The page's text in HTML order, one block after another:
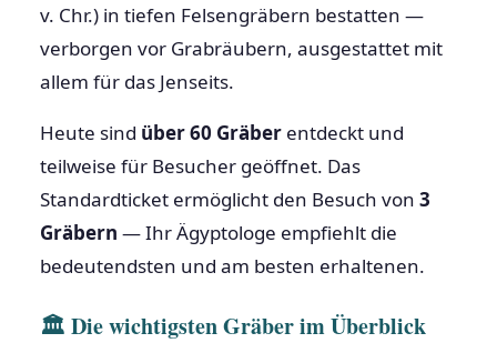
v. Chr.) in tiefen Felsengräbern bestatten —
verborgen vor Grabräubern, ausgestattet mit
allem für das Jenseits.
Heute sind über 60 Gräber entdeckt und
teilweise für Besucher geöffnet. Das
Standardticket ermöglicht den Besuch von 3
Gräbern — Ihr Ägyptologe empfiehlt die
bedeutendsten und am besten erhaltenen.
🏛 Die wichtigsten Gräber im Überblick